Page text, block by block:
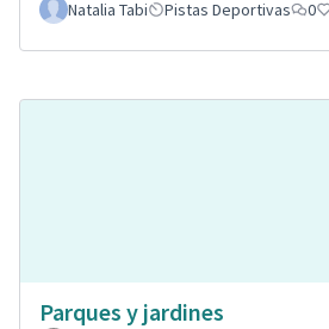
Natalia Tabi Pistas Deportivas 0
Parques y jardines